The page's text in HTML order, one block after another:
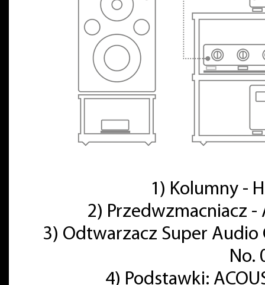
1) Kolumny -
2) Przedwzmacniacz -
3) Odtwarzacz Super Audio
No.
4) Podstawki: